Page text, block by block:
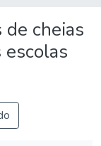
de cheias
escolas